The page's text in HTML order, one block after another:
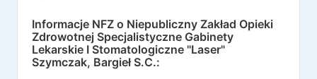
Informacje NFZ o Niepubliczny Zakład Opieki
Zdrowotnej Specjalistyczne Gabinety
Lekarskie I Stomatologiczne "Laser"
Szymczak, Bargieł S.C.: